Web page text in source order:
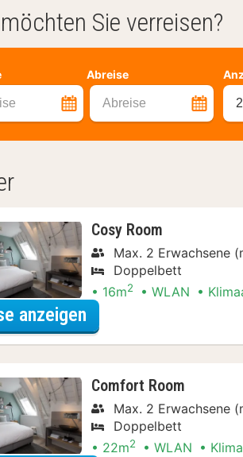
Sie verreisen?
Abreise
Abreise
Cosy Room
Max. 2 Erwachsene
Doppelbett
16m2 WLAN
anzeigen
Comfort Room
Max. 2 Erwachsene
Doppelbett
22m2 WLAN